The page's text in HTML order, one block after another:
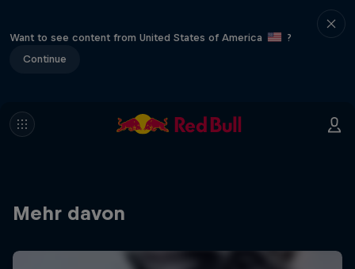
Want to see content from United States of America
?
Continue
Mehr davon